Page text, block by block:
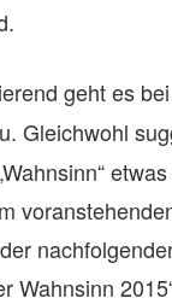
geht es bei
Gleichwohl
Wahnsinn